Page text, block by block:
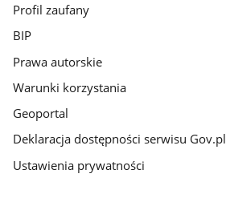
Profil zaufany
BIP
Prawa autorskie
Warunki korzystania
Geoportal
Deklaracja dostępności serwisu Gov.pl
Ustawienia prywatności